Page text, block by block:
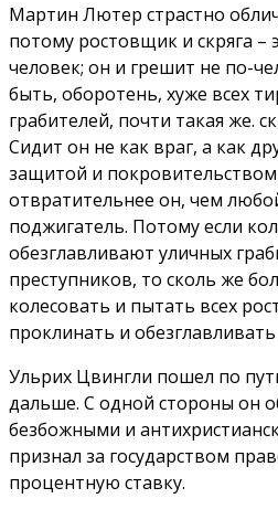
Мартин Лютер страстно
потому ростовщик и скряга –
человек; он и грешит не по-
быть, оборотень, хуже всех
грабителей, почти такая же.
Сидит он не как враг, а как
защитой и
отвратительнее он, чем
поджигатель. Потому если
обезглавливают уличных
преступников, то сколь же
колесовать и пытать всех
проклинать и обезглавливать
Ульрих Цвингли пошел по
дальше. С одной стороны он
безбожными и
признал за государством
процентную ставку.